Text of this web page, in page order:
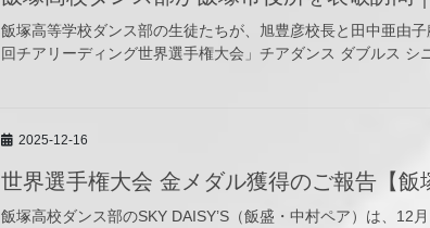
飯塚高等学校ダンス部の生徒たちが、旭豊彦校長と田中亜由
回チアリーディング世界選手権大会」チアダンス ダブルス
2025-12-16
世界選手権大会 金メダル獲得のご報告【飯
飯塚高校ダンス部のSKY DAISY’S（飯盛・中村ペア）は、12